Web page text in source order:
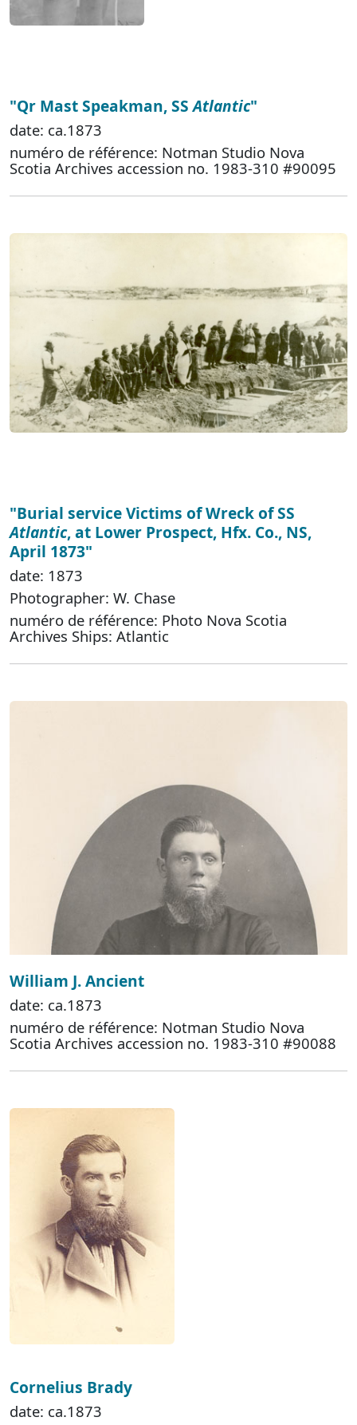
"Qr Mast Speakman, SSAtlantic"
date: ca.1873
numéro de référence: Notman Studio Nova
Scotia Archives accession no. 1983-310 #90095
"Burial service Victims of Wreck of SS
Atlantic, at Lower Prospect, Hfx. Co., NS,
April 1873"
date: 1873
Photographer: W. Chase
numéro de référence: Photo Nova Scotia
Archives Ships: Atlantic
William J. Ancient
date: ca.1873
numéro de référence: Notman Studio Nova
Scotia Archives accession no. 1983-310 #90088
Cornelius Brady
date: ca.1873